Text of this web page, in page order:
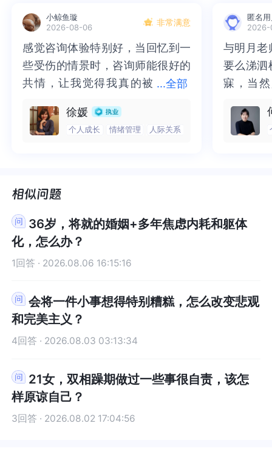
性情绪，从而愿意共同解决他当下的困扰。每个孩
郁，或许是外部的压力太大，或许是内心的要求太
高，或许是人际关系可以试着给他减压，帮助ta适
应环境。允许ta的节奏慢下来，这个时期ta或许也
让ta知道ta不是孤军奋战，身边的人一直支持ta，
或许会让ta感觉更好。试着让ta知道高考虽然重
疗法》。如想继续交流，可关注我的个人主页，“心
探服务”。祝好！
绪，从而愿意共同解决他当下的困扰。每个孩子或
许是外部的压力太大，或许是内心的要求太高，或
许是人际关系可以试着给他减压，帮助ta适应环
境。允许ta的节奏慢下来，这个时期ta或许也需要
知道ta不是孤军奋战，身边的人一直支持ta，或许
会让ta感觉更好。试着让ta知道高考虽然重要。但
法》。如想继续交流，可关注我的个人主页，“心探
服务”。祝好！
三甲医院精神科就诊。高危通常有自杀倾向，这是
需要家长重视的，密切关注你的青少年有没有自杀
想法和计划，是否已经实施过，或正在实施中。现
在孩子抑郁症从3岁以内就开始了，并不是孩子不会
得抑郁病，或者孩子得了抑郁症劝导几句就能好，
疗孩子的机会甚至失去了孩子。北大六院是儿童精
神科的权威，六院专家在会议上坦言，青少年抑郁
见，高考参加不了，孩子若同意可以先办理休学，
独立的人来尊重和对待，密切观察青少年高危抑郁
的症状表现，在家做到学习抑郁症和好好陪伴关爱
孩子，不要以让孩子尽快复学为目的陪伴，这样反
而给孩子更大压力，康复更慢。孩子病了，家长应
位，接纳孩子生病不能高考的事实，接纳丧失感，
如果家长自己都受不了，建议家长带孩子一起寻求
心理咨询师的帮助，家长先有接纳糟糕现实的力
药需要用药，该住院要住院观察，如果尽早发现孩
子病了，从低危中危就开始干预，可能就不会发展
成高危。正因为一直被忽视，压力一直增加，孩子
医院精神科就诊。高危通常有自杀倾向，这是需要
家长重视的，密切关注你的青少年有没有自杀想法
和计划，是否已经实施过，或正在实施中。现在孩
子抑郁症从3岁以内就开始了，并不是孩子不会得抑
郁病，或者孩子得了抑郁症劝导几句就能好，这些
子的机会甚至失去了孩子。北大六院是儿童精神科
的权威，六院专家在会议上坦言，青少年抑郁症修
高考参加不了，孩子若同意可以先办理休学，专心
的人来尊重和对待，密切观察青少年高危抑郁的症
状表现，在家做到学习抑郁症和好好陪伴关爱孩
子，不要以让孩子尽快复学为目的陪伴，这样反而
给孩子更大压力，康复更慢。孩子病了，家长应尽
位，接纳孩子生病不能高考的事实，接纳丧失感，
如果家长自己都受不了，建议家长带孩子一起寻求
心理咨询师的帮助，家长先有接纳糟糕现实的力
药需要用药，该住院要住院观察，如果尽早发现孩
子病了，从低危中危就开始干预，可能就不会发展
成高危。正因为一直被忽视，压力一直增加，孩子
小鲸鱼璇
2026-08-06
非常满意
...全部
感觉咨询体验特别好，当回忆到一
些受伤的情景时，咨询师能很好的
共情，让我觉得我真的被
一部分未处理的情绪被注意到了，
而且当咨询师准确说出我当时的情
觉轻快了很多，感觉轻松了。很感
感觉咨询体验特别好，当回忆到一
些受伤的情景时，咨询师能很好的
共情，让我觉得我真的被抱住了。
处理的情绪被注意到了，而且当咨
询师准确说出我当时的情绪，我感
了很多，感觉轻松了。很感谢咨询
徐媛
个人成长 情绪管理 人际关系
匿名
2026-
与明月老
要么涕泗
寐，当
来，觉
再困于
与明月老
要么涕泗
寐，当然
不必再
梏，更
36岁，将就的婚姻+多年焦虑内耗和躯体
化，怎么办？
1回答 · 2026.08.06 16:15:16
会将一件小事想得特别糟糕，怎么改变悲观
和完美主义？
4回答 · 2026.08.03 03:13:34
21女，双相躁期做过一些事很自责，该怎
样原谅自己？
3回答 · 2026.08.02 17:04:56